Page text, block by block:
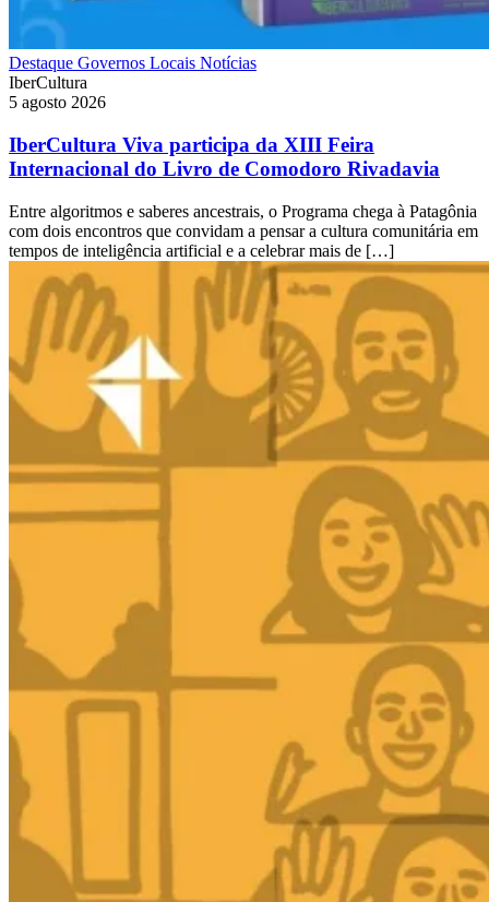
Destaque Governos Locais Notícias
IberCultura
5 agosto 2026
IberCultura Viva participa da XIII Feira
Internacional do Livro de Comodoro Rivadavia
Entre algoritmos e saberes ancestrais, o Programa chega à Patagônia
com dois encontros que convidam a pensar a cultura comunitária em
tempos de inteligência artificial e a celebrar mais de […]